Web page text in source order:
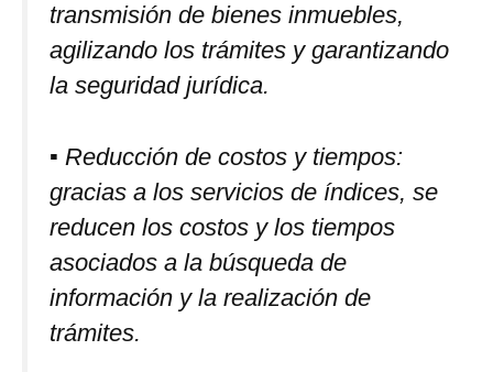
transmisión de bienes inmuebles,
agilizando los trámites y garantizando
la seguridad jurídica.
▪ Reducción de costos y tiempos:
gracias a los servicios de índices, se
reducen los costos y los tiempos
asociados a la búsqueda de
información y la realización de
trámites.